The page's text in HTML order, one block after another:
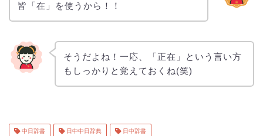
皆「在」を使うから！！
そうだよね！一応、「正在」という言い方
もしっかりと覚えておくね(笑)
中日辞書 日中中日辞典 日中辞書